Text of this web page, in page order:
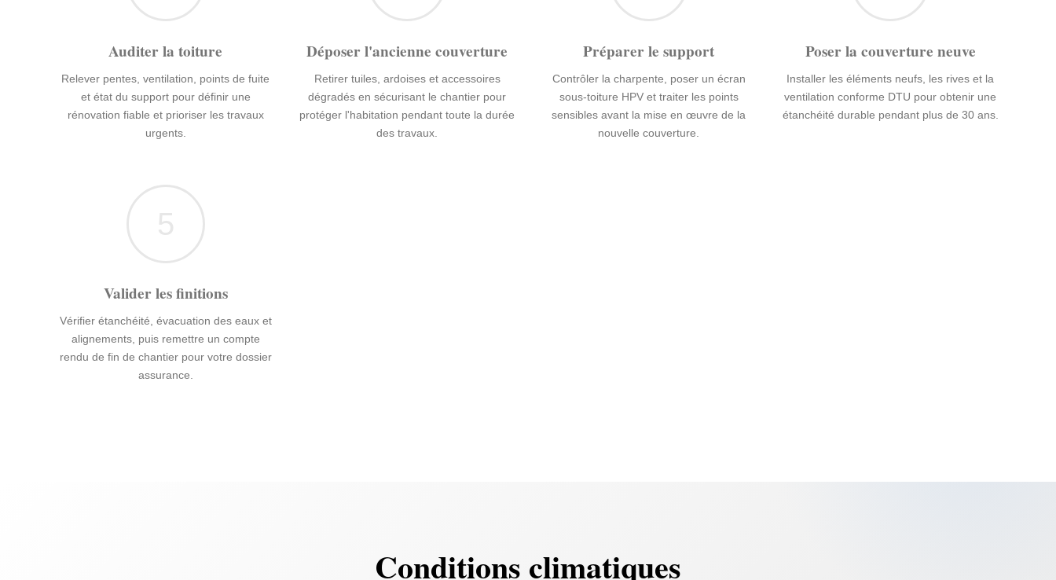
Auditer la toiture
Relever pentes, ventilation, points de fuite
et état du support pour définir une
rénovation fiable et prioriser les travaux
urgents.
Déposer l'ancienne couverture
Retirer tuiles, ardoises et accessoires
dégradés en sécurisant le chantier pour
protéger l'habitation pendant toute la durée
des travaux.
Préparer le support
Contrôler la charpente, poser un écran
sous-toiture HPV et traiter les points
sensibles avant la mise en œuvre de la
nouvelle couverture.
Poser la couverture neuve
Installer les éléments neufs, les rives et la
ventilation conforme DTU pour obtenir une
étanchéité durable pendant plus de 30 ans.
5
Valider les finitions
Vérifier étanchéité, évacuation des eaux et
alignements, puis remettre un compte
rendu de fin de chantier pour votre dossier
assurance.
Conditions climatiques